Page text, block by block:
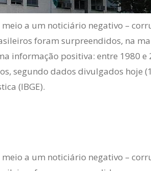
meio a um noticiário negativo –
foram surpreendidos, na
informação positiva: entre 1980 e
segundo dados divulgados hoje
(IBGE).
meio a um noticiário negativo –